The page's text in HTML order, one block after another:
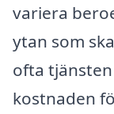
variera
ytan som
ofta
kostnaden